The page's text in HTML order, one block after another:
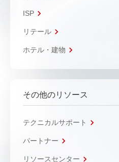
ISP
リテール
ホテル・建物
その他のリソース
テクニカルサポート
パートナー
リソースセンター